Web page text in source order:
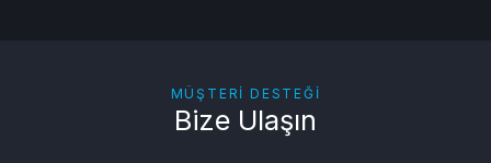
MÜŞTERI DESTEĞI
Bize Ulaşın